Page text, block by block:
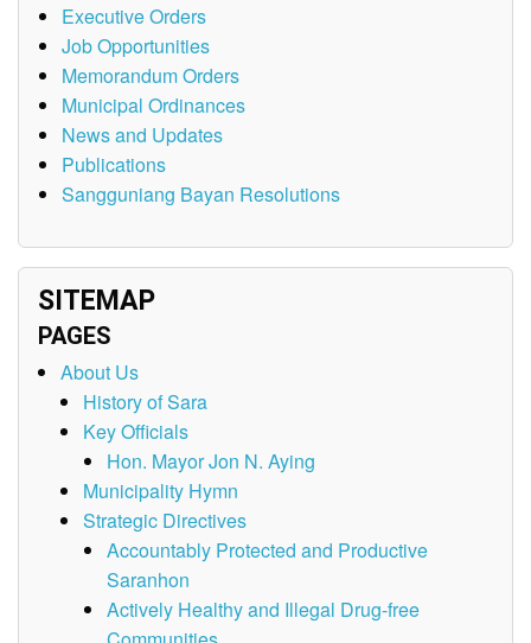
Executive Orders
Job Opportunities
Memorandum Orders
Municipal Ordinances
News and Updates
Publications
Sangguniang Bayan Resolutions
SITEMAP
PAGES
About Us
History of Sara
Key Officials
Hon. Mayor Jon N. Aying
Municipality Hymn
Strategic Directives
Accountably Protected and Productive
Saranhon
Actively Healthy and Illegal Drug-free